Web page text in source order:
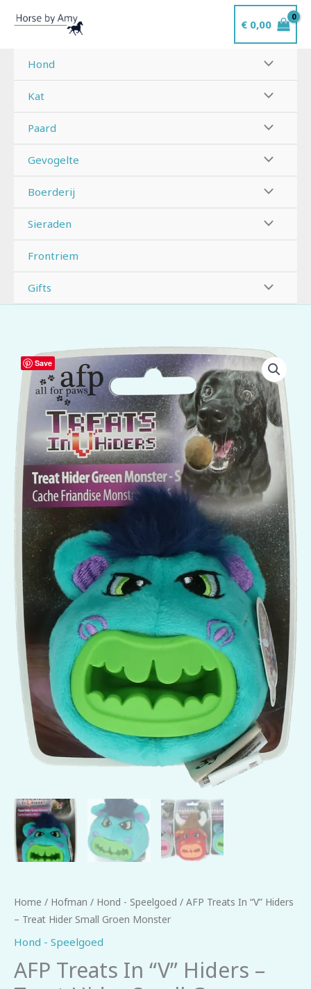
naar
inhoud
€0,00
Hond
Kat
Paard
Gevogelte
Boerderij
Sieraden
Frontriem
Gifts
Save
Home / Hofman / Hond - Speelgoed / AFP Treats In “V” Hiders
– Treat Hider Small Groen Monster
Hond - Speelgoed
AFP Treats In “V” Hiders –
AFP
Treats
In
"V"
Hiders
-
Treat
Hider
Small
Groen
Monster
aantal